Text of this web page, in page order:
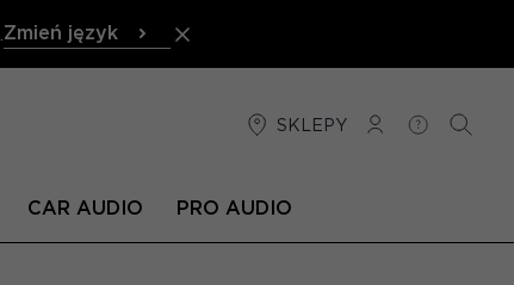
Zmień język
SKLEPY
POŁĄCZENIE
POMOC
CAR AUDIO PRO AUDIO